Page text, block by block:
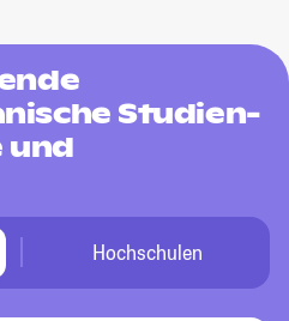
Studien-
und
Hochschulen